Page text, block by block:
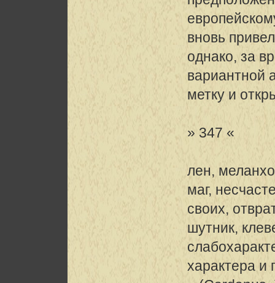
вновь
однако, за
вариантной
метку и
» 347 «
лен,
маг,
своих,
шутник,
характера и